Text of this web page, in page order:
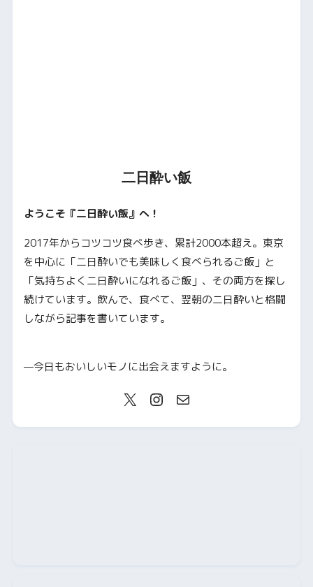
二日酔い飯
ようこそ『二日酔い飯』へ！
2017年からコツコツ食べ歩き、累計2000本超え。東京
を中心に「二日酔いでも美味しく食べられるご飯」と
「気持ちよく二日酔いになれるご飯」、その両方を探し
続けています。飲んで、食べて、翌朝の二日酔いと格闘
しながら記事を書いています。
—今日もおいしいモノに出会えますように。